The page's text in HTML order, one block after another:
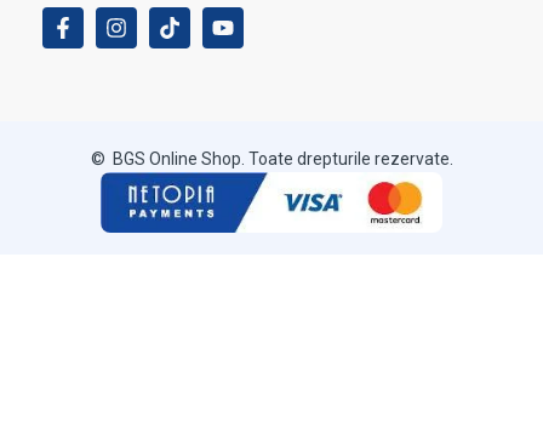
© BGS Online Shop. Toate drepturile rezervate.